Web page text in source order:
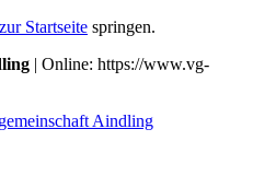
zur Startseite springen.
| Online: https://www.vg-